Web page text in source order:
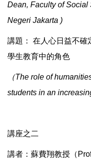
Dean, Faculty of
Negeri Jakarta )
講題： 在人心日益不確
學生教育中的角色
（The role of
students in an
講座之二
講者：蘇費翔教授（